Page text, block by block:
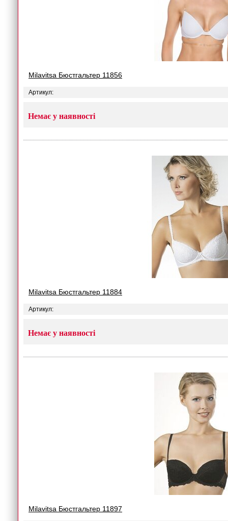
Milavitsa Бюстгальтер 11856
Артикул:
Немає у наявності
Milavitsa Бюстгальтер 11884
Артикул:
Немає у наявності
Milavitsa Бюстгальтер 11897